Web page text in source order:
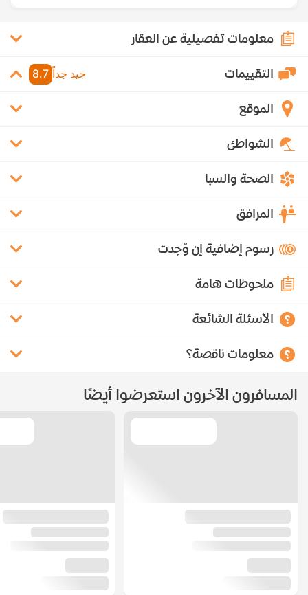
معلومات تفصيلية عن العقار
التقييمات جيد جداً 8.7
الموقع
الشواطئ
الصحة والسبا
المرافق
رسوم إضافية إن وُجدت
ملحوظات هامة
الأسئلة الشائعة
معلومات ناقصة؟
المسافرون الآخرون استعرضوا أيضًا